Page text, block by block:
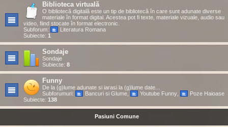
Biblioteca virtuală
O bibliotecă digitală este un tip de bibliotecă în care sunt adunate diverse
materiale în format digital. Acestea pot fi texte, materiale vizuale, audio sau
video, fiind stocate în format electronic.
Subforum:
Literatura Romana
Subiecte: 1
Sondaje
Sondaje
Subiecte: 8
Funny
De la (g)lume adunate si iarasi la (g)lume date...
Subforumuri:
Bancuri si Glume, Youtube Funny,
Poze Haioase
Subiecte: 138
Pasiuni Comune